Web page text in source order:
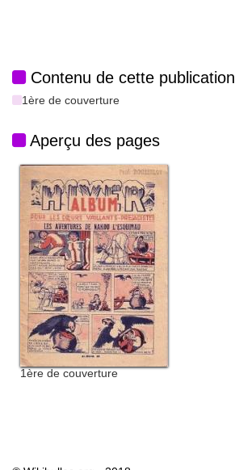
Contenu de cette publication
1ère de couverture
Aperçu des pages
1ère de couverture